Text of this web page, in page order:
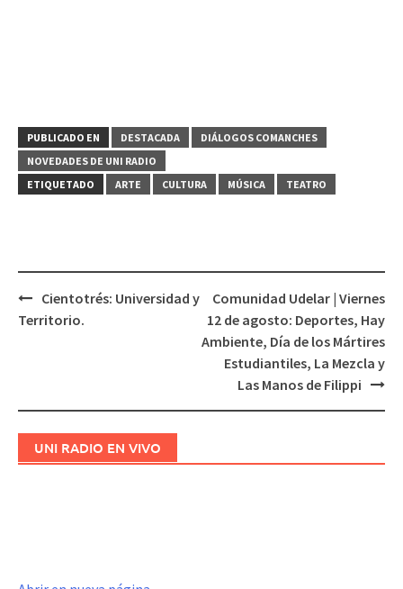
PUBLICADO EN DESTACADA
DIÁLOGOS COMANCHES
NOVEDADES DE UNI RADIO
ETIQUETADO
ARTE CULTURA MÚSICA TEATRO
Navegación
Cientotrés: Universidad y
Territorio.
Comunidad Udelar | Viernes
12 de agosto: Deportes, Hay
Ambiente, Día de los Mártires
Estudiantiles, La Mezcla y
Las Manos de Filippi
UNI RADIO EN VIVO